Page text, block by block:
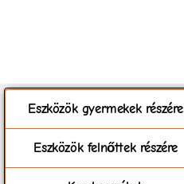
Eszközök gyermekek részére
Eszközök felnőttek részére